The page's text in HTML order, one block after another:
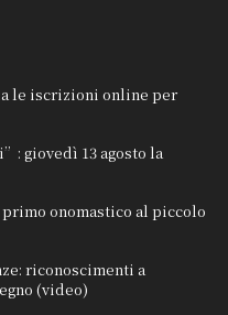
le iscrizioni online per
giovedì 13 agosto la
onomastico al piccolo
riconoscimenti a
(video)